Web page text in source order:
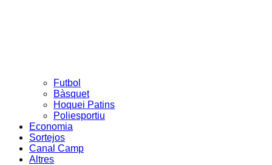
Futbol
Bàsquet
Hoquei Patins
Poliesportiu
Economia
Sortejos
Canal Camp
Altres